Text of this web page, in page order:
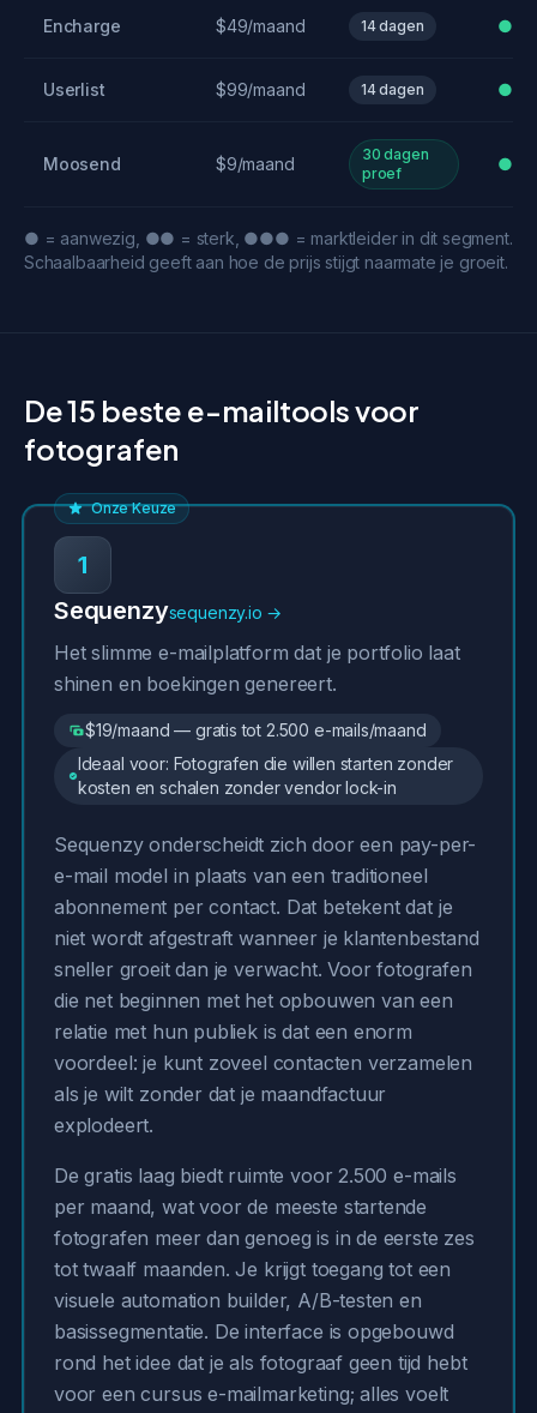
Encharge $49/maand 14 dagen
Userlist $99/maand 14 dagen
Moosend $9/maand
30 dagen
proef
●●
● = aanwezig, ●● = sterk, ●●● = marktleider in dit segment.
Schaalbaarheid geeft aan hoe de prijs stijgt naarmate je groeit.
De 15 beste e-mailtools voor
fotografen
Onze Keuze
1
Sequenzysequenzy.io →
Het slimme e-mailplatform dat je portfolio laat
shinen en boekingen genereert.
$19/maand — gratis tot 2.500 e-mails/maand
Ideaal voor: Fotografen die willen starten zonder
kosten en schalen zonder vendor lock-in
Sequenzy onderscheidt zich door een pay-per-
e-mail model in plaats van een traditioneel
abonnement per contact. Dat betekent dat je
niet wordt afgestraft wanneer je klantenbestand
sneller groeit dan je verwacht. Voor fotografen
die net beginnen met het opbouwen van een
relatie met hun publiek is dat een enorm
voordeel: je kunt zoveel contacten verzamelen
als je wilt zonder dat je maandfactuur
explodeert.
De gratis laag biedt ruimte voor 2.500 e-mails
per maand, wat voor de meeste startende
fotografen meer dan genoeg is in de eerste zes
tot twaalf maanden. Je krijgt toegang tot een
visuele automation builder, A/B-testen en
basissegmentatie. De interface is opgebouwd
rond het idee dat je als fotograaf geen tijd hebt
voor een cursus e-mailmarketing; alles voelt